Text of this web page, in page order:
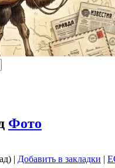
Фото
| Добавить в закладки |